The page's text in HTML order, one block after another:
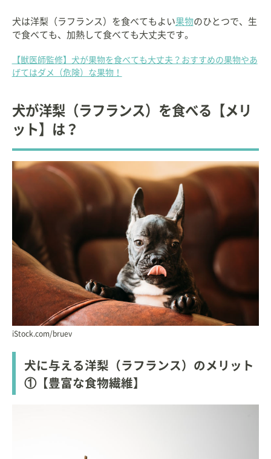
犬は洋梨（ラフランス）を食べてもよい果物のひとつで、生
で食べても、加熱して食べても大丈夫です。
【獣医師監修】犬が果物を食べても大丈夫？おすすめの果物やあ
げてはダメ（危険）な果物！
犬が洋梨（ラフランス）を食べる【メリ
ット】は？
iStock.com/bruev
犬に与える洋梨（ラフランス）のメリット
①【豊富な食物繊維】